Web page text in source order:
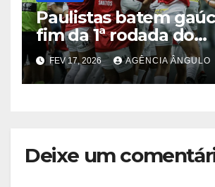
Paulistas batem
fim da 1ª rodada do
Brasileirão Feminino
FEV 17, 2026 AGÊNCIA ÂNGULO
Deixe um